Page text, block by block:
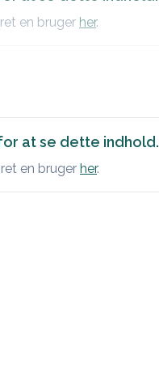
en bruger her.
at se dette indhold.
en bruger her.